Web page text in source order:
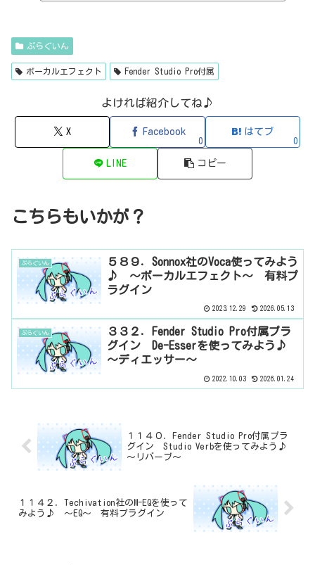
ップ...
ぷらぐいん
ボーカルエフェクト Fender Studio Pro付属
よければ紹介してね♪
X Facebook
0
はてブ
0
LINE コピー
こちらもいかが？
ぷらぐいん
５８９．Sonnox社のVoca使ってみよう
♪ ～ボーカルエフェクト～ 有料プ
ラグイン
2023.12.29 2026.05.13
ぷらぐいん
３３２．Fender Studio Pro付属プラ
グイン De-Esserを使ってみよう♪
～ディエッサー～
2022.10.03 2026.01.24
１１４０．Fender Studio Pro付属プラ
グイン Studio Verbを使ってみよう♪
～リバーブ～
１１４２．Techivation社のM-EQを使って
みよう♪ ～EQ～ 有料プラグイン